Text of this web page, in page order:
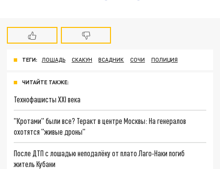
ТЕГИ: ЛОШАДЬ СКАКУН ВСАДНИК СОЧИ ПОЛИЦИЯ
ЧИТАЙТЕ ТАКЖЕ:
Технофашисты XXI века
"Кротами" были все? Теракт в центре Москвы: На генералов
охотятся "живые дроны"
После ДТП с лошадью неподалёку от плато Лаго-Наки погиб
житель Кубани